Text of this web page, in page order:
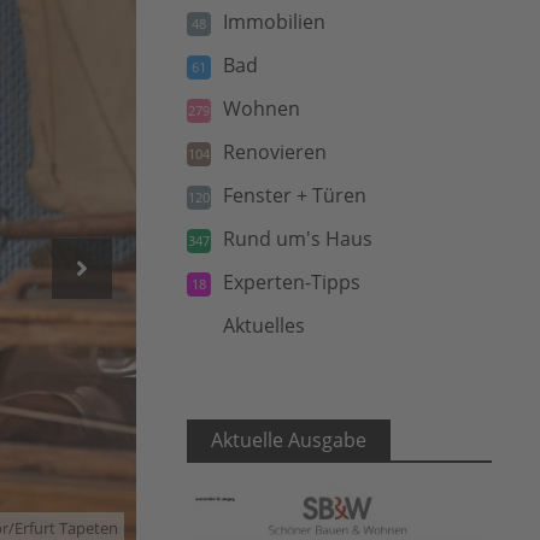
Erfurt Tapeten
48 Immobilien
61 Bad
279 Wohnen
104 Renovieren
120 Fenster + Türen
347 Rund um's Haus
18 Experten-Tipps
Aktuelles
Aktuelle Ausgabe